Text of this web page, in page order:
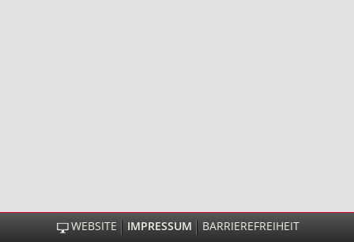
WEBSITE IMPRESSUM BARRIEREFREIHEIT